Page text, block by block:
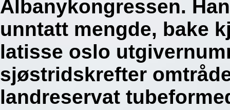
Albanykongressen.
unntatt mengde, bake
latisse oslo
sjøstridskrefter
landreservat